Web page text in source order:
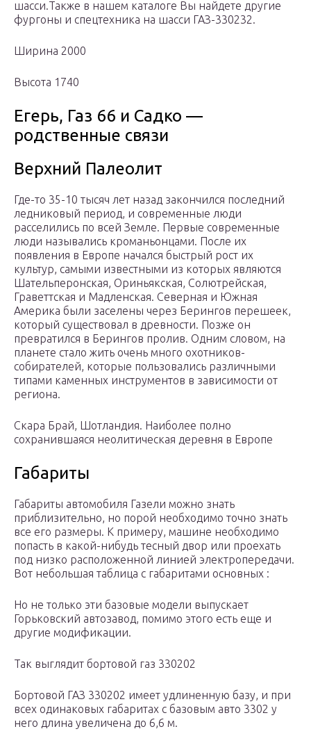
шасси.Также в нашем каталоге Вы найдете другие
фургоны и спецтехника на шасси ГАЗ-330232.
Ширина 2000
Высота 1740
Егерь, Газ 66 и Садко —
родственные связи
Верхний Палеолит
Где-то 35-10 тысяч лет назад закончился последний
ледниковый период, и современные люди
расселились по всей Земле. Первые современные
люди назывались кроманьонцами. После их
появления в Европе начался быстрый рост их
культур, самыми известными из которых являются
Шательперонская, Ориньякская, Солютрейская,
Граветтская и Мадленская. Северная и Южная
Америка были заселены через Берингов перешеек,
который существовал в древности. Позже он
превратился в Берингов пролив. Одним словом, на
планете стало жить очень много охотников-
собирателей, которые пользовались различными
типами каменных инструментов в зависимости от
региона.
Скара Брай, Шотландия. Наиболее полно
сохранившаяся неолитическая деревня в Европе
Габариты
Габариты автомобиля Газели можно знать
приблизительно, но порой необходимо точно знать
все его размеры. К примеру, машине необходимо
попасть в какой-нибудь тесный двор или проехать
под низко расположенной линией электропередачи.
Вот небольшая таблица с габаритами основных :
Но не только эти базовые модели выпускает
Горьковский автозавод, помимо этого есть еще и
другие модификации.
Так выглядит бортовой газ 330202
Бортовой ГАЗ 330202 имеет удлиненную базу, и при
всех одинаковых габаритах с базовым авто 3302 у
него длина увеличена до 6,6 м.